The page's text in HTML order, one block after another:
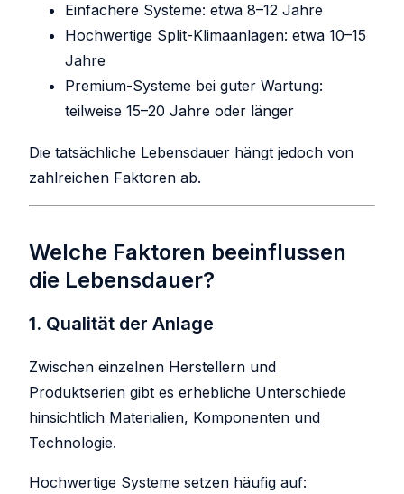
Einfachere Systeme: etwa 8–12 Jahre
Hochwertige Split-Klimaanlagen: etwa 10–15
Jahre
Premium-Systeme bei guter Wartung:
teilweise 15–20 Jahre oder länger
Die tatsächliche Lebensdauer hängt jedoch von
zahlreichen Faktoren ab.
Welche Faktoren beeinflussen
die Lebensdauer?
1. Qualität der Anlage
Zwischen einzelnen Herstellern und
Produktserien gibt es erhebliche Unterschiede
hinsichtlich Materialien, Komponenten und
Technologie.
Hochwertige Systeme setzen häufig auf: